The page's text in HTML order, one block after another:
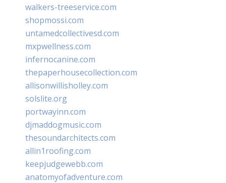
walkers-treeservice.com
shopmossi.com
untamedcollectivesd.com
mxpwellness.com
infernocanine.com
thepaperhousecollection.com
allisonwillisholley.com
solslite.org
portwayinn.com
djmaddogmusic.com
thesoundarchitects.com
allin1roofing.com
keepjudgewebb.com
anatomyofadventure.com